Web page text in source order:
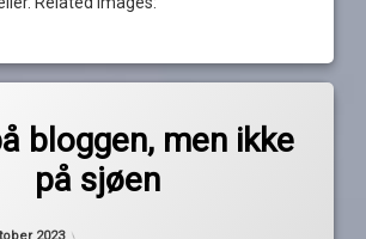
bloggen, men ikke
på sjøen